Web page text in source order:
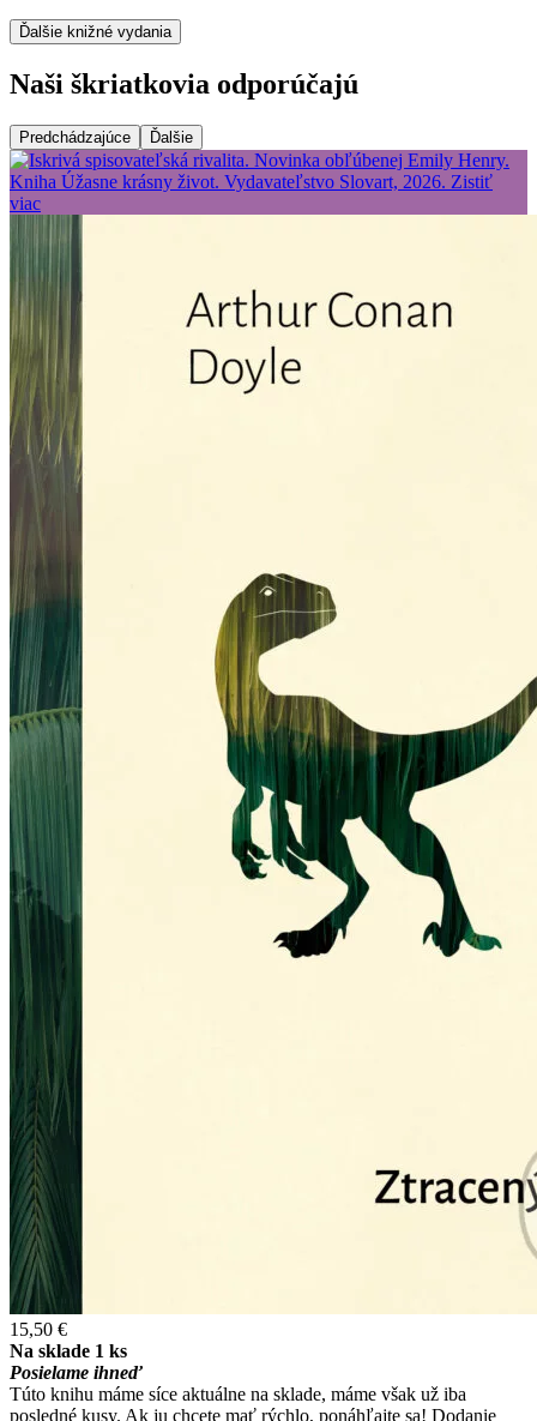
Ďalšie knižné vydania
Naši škriatkovia odporúčajú
Predchádzajúce Ďalšie
15,50 €
Na sklade 1 ks
Posielame ihneď
Túto knihu máme síce aktuálne na sklade, máme však už iba
posledné kusy. Ak ju chcete mať rýchlo, ponáhľajte sa! Dodanie